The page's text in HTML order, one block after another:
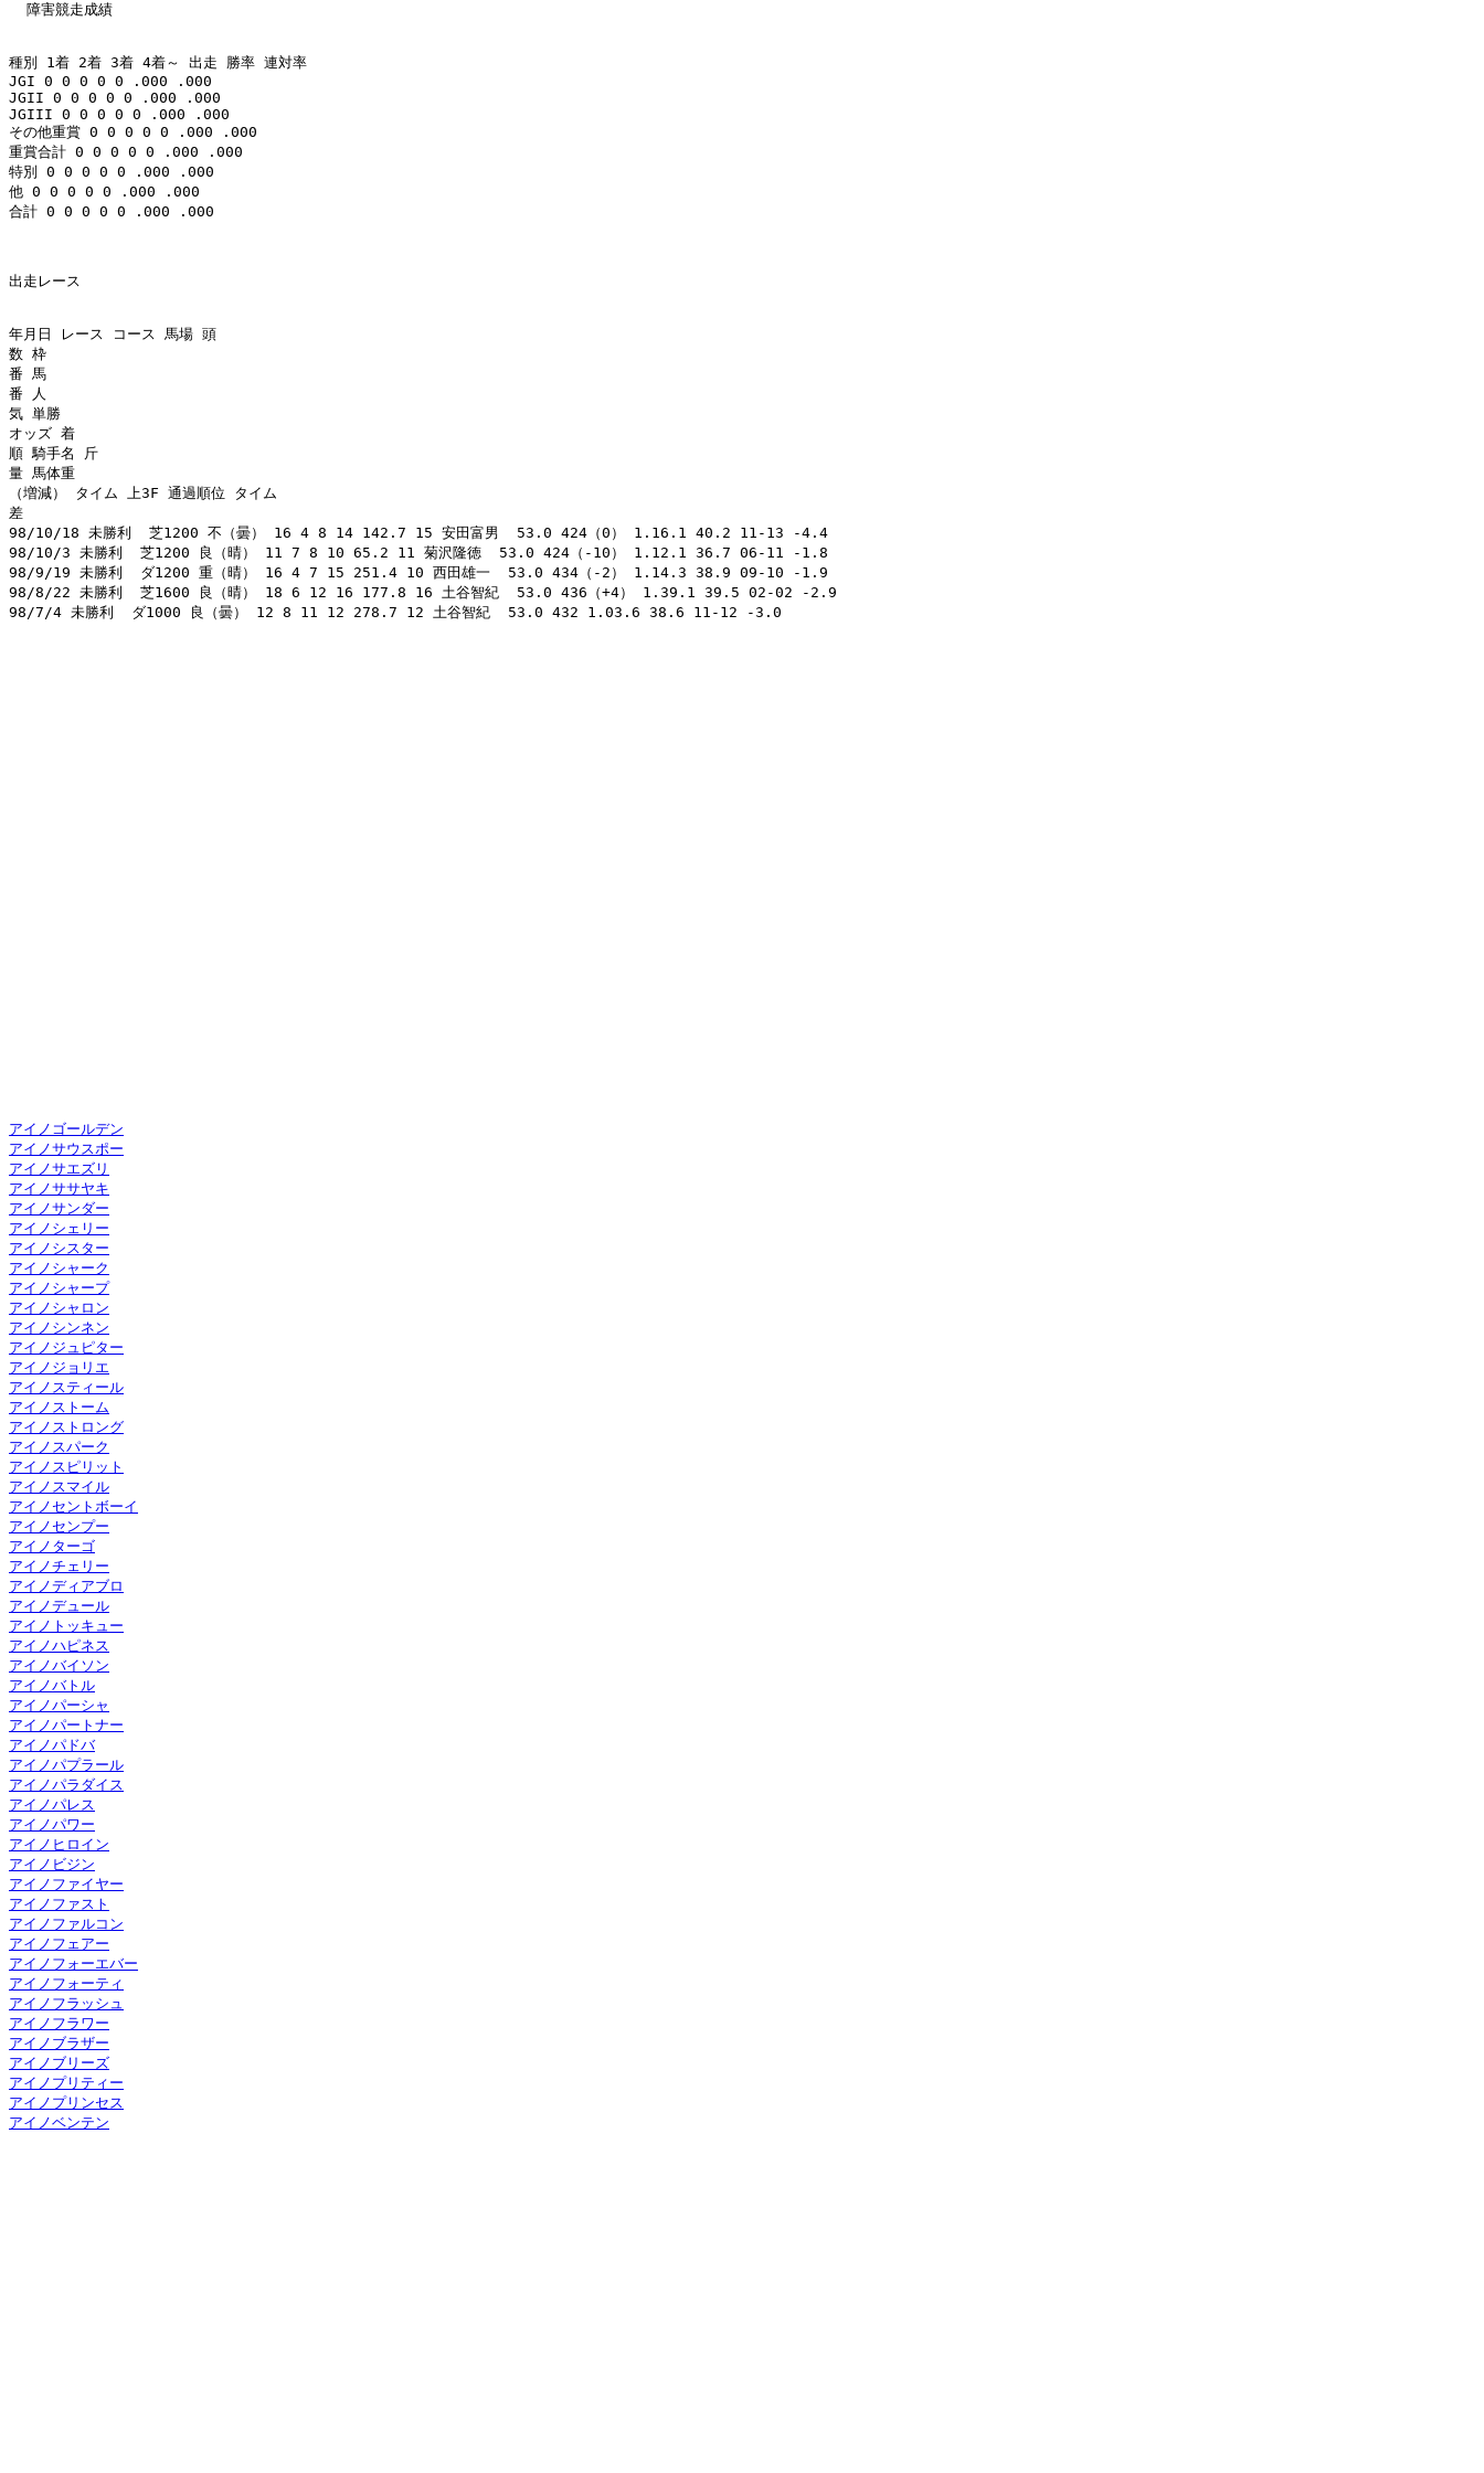
  障害競走成績
種別 1着 2着 3着 4着～ 出走 勝率 連対率
JGI 0 0 0 0 0 .000 .000
JGII 0 0 0 0 0 .000 .000
JGIII 0 0 0 0 0 .000 .000
その他重賞 0 0 0 0 0 .000 .000
重賞合計 0 0 0 0 0 .000 .000
特別 0 0 0 0 0 .000 .000
他 0 0 0 0 0 .000 .000
合計 0 0 0 0 0 .000 .000
出走レース
年月日 レース コース 馬場 頭
数 枠
番 馬
番 人
気 単勝
オッズ 着
順 騎手名 斤
量 馬体重
（増減） タイム 上3F 通過順位 タイム
差
98/10/18 未勝利  芝1200 不（曇） 16 4 8 14 142.7 15 安田富男  53.0 424（0） 1.16.1 40.2 11-13 -4.4
98/10/3 未勝利  芝1200 良（晴） 11 7 8 10 65.2 11 菊沢隆徳  53.0 424（-10） 1.12.1 36.7 06-11 -1.8
98/9/19 未勝利  ダ1200 重（晴） 16 4 7 15 251.4 10 西田雄一  53.0 434（-2） 1.14.3 38.9 09-10 -1.9
98/8/22 未勝利  芝1600 良（晴） 18 6 12 16 177.8 16 土谷智紀  53.0 436（+4） 1.39.1 39.5 02-02 -2.9
98/7/4 未勝利  ダ1000 良（曇） 12 8 11 12 278.7 12 土谷智紀  53.0 432 1.03.6 38.6 11-12 -3.0
アイノゴールデン
アイノサウスポー
アイノサエズリ
アイノササヤキ
アイノサンダー
アイノシェリー
アイノシスター
アイノシャーク
アイノシャープ
アイノシャロン
アイノシンネン
アイノジュピター
アイノジョリエ
アイノスティール
アイノストーム
アイノストロング
アイノスパーク
アイノスピリット
アイノスマイル
アイノセントボーイ
アイノセンプー
アイノターゴ
アイノチェリー
アイノディアブロ
アイノデュール
アイノトッキュー
アイノハピネス
アイノバイソン
アイノバトル
アイノパーシャ
アイノパートナー
アイノパドバ
アイノパプラール
アイノパラダイス
アイノパレス
アイノパワー
アイノヒロイン
アイノビジン
アイノファイヤー
アイノファスト
アイノファルコン
アイノフェアー
アイノフォーエバー
アイノフォーティ
アイノフラッシュ
アイノフラワー
アイノブラザー
アイノブリーズ
アイノプリティー
アイノプリンセス
アイノベンテン